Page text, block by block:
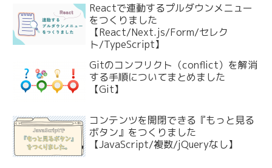
Reactで連動するプルダウンメニュー
をつくりました
【React/Next.js/Form/セレク
ト/TypeScript】
Gitのコンフリクト（conflict）を解消
する手順についてまとめました
【Git】
コンテンツを開閉できる『もっと見る
ボタン』をつくりました
【JavaScript/複数/jQueryなし】